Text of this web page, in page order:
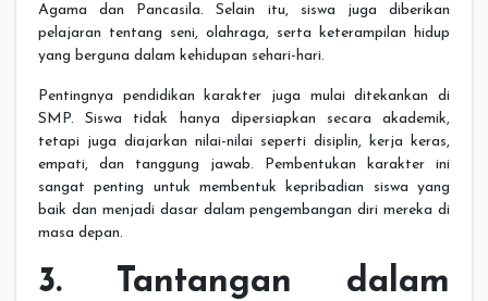
Agama dan Pancasila. Selain itu, siswa juga diberikan
pelajaran tentang seni, olahraga, serta keterampilan hidup
yang berguna dalam kehidupan sehari-hari.
Pentingnya pendidikan karakter juga mulai ditekankan di
SMP. Siswa tidak hanya dipersiapkan secara akademik,
tetapi juga diajarkan nilai-nilai seperti disiplin, kerja keras,
empati, dan tanggung jawab. Pembentukan karakter ini
sangat penting untuk membentuk kepribadian siswa yang
baik dan menjadi dasar dalam pengembangan diri mereka di
masa depan.
3. Tantangan dalam